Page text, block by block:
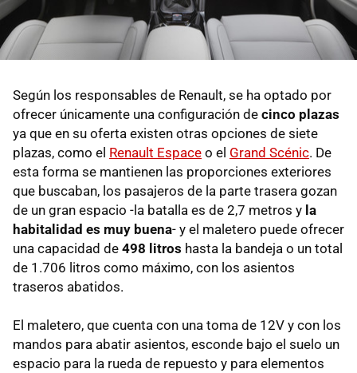
Según los responsables de Renault, se ha optado por
ofrecer únicamente una configuración de cinco plazas
ya que en su oferta existen otras opciones de siete
plazas, como el Renault Espace o el Grand Scénic. De
esta forma se mantienen las proporciones exteriores
que buscaban, los pasajeros de la parte trasera gozan
de un gran espacio -la batalla es de 2,7 metros y la
habitalidad es muy buena- y el maletero puede ofrecer
una capacidad de 498 litros hasta la bandeja o un total
de 1.706 litros como máximo, con los asientos
traseros abatidos.
El maletero, que cuenta con una toma de 12V y con los
mandos para abatir asientos, esconde bajo el suelo un
espacio para la rueda de repuesto y para elementos